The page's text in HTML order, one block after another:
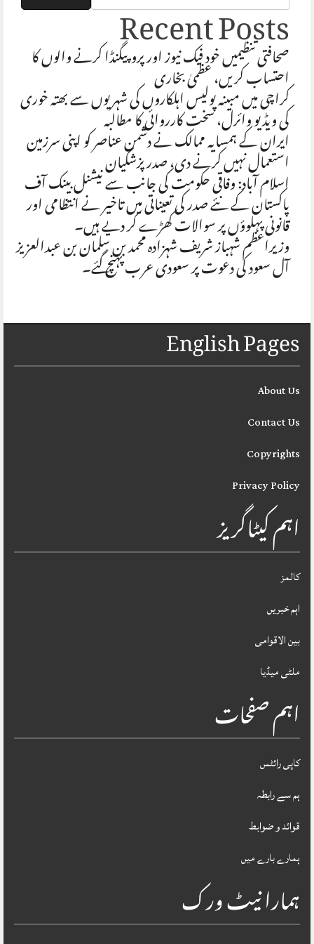
Recent Posts
صحافتی تنظیمیں خود فیک نیوز اور پروپیگنڈا کرنے والوں کا
احتساب کریں، عظمیٰ بخاری
کراچی میں مبینہ پولیس اہلکاروں کی شہریوں سے بھتہ خوری
کی ویڈیو وائرل، سخت کارروائی کا مطالبہ
ایران کے ہمسایہ ممالک نے دشمن عناصر کو اپنی سرزمین
استعمال نہیں کرنے دی، صدر پزشکیان
اسلام آباد: وفاقی حکومت کی جانب سے نیشنل بینک آف
پاکستان کے نئے صدر کی تعیناتی میں تاخیر نے انتظامی اور
قانونی پہلوؤں پر سوالات کھڑے کر دیے ہیں۔
وزیراعظم شہباز شریف شہزادہ محمد بن سلمان بن عبدالعزیز
آل سعود کی دعوت پر سعودی عرب پہنچ گئے۔
English Pages
About Us
Contact Us
Copyrights
Privacy Policy
اہم کیٹاگریز
کالمز
اہم خبریں
بین الاقوامی
ملٹی میڈیا
اہم صفحات
کاپی رائٹس
ہم سے رابطہ
قوائد و ضوابط
ہمارے بارے میں
ہمارا نیٹ ورک